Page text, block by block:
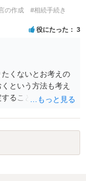
の作成
#相続手続き
役にたった 3
くないとお考えの
という方法も考え
ることもできます
ます。 一度、弁護